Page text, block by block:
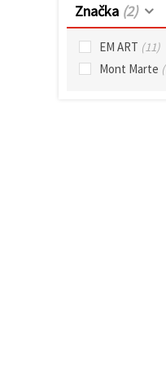
Značka (2)
EM ART (11)
Mont Marte